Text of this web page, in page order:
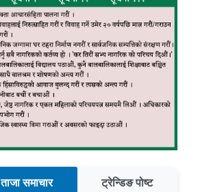
ताजा समाचार ट्रेन्डिङ पोष्ट